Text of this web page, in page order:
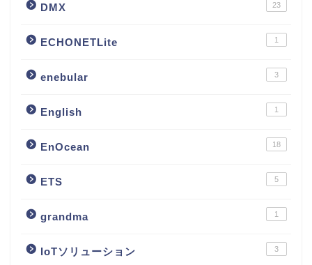
DMX 23
ECHONETLite 1
enebular 3
English 1
EnOcean 18
ETS 5
grandma 1
IoTソリューション 3